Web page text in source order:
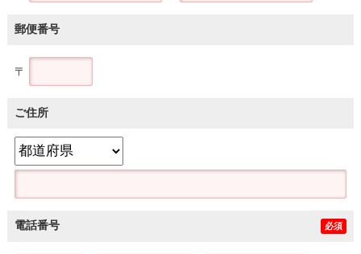
郵便番号
〒
ご住所
電話番号 必須